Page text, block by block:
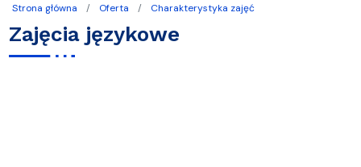
Strona główna Oferta Charakterystyka zajęć
Zajęcia językowe